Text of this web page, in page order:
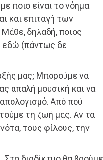
ποιο είναι το νόημα
και επιταγή των
δηλαδή, ποιος
εδώ (πάντως δε
μας; Μπορούμε να
απαλή μουσική και να
Από πού
τη ζωή μας. Αν τα
τους φίλους, την